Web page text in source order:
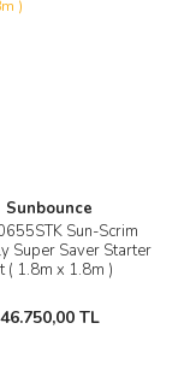
Sunbounce
Sun-Scrim
Super Saver Starter
( 1.8m x 1.8m )
46.750,00 TL